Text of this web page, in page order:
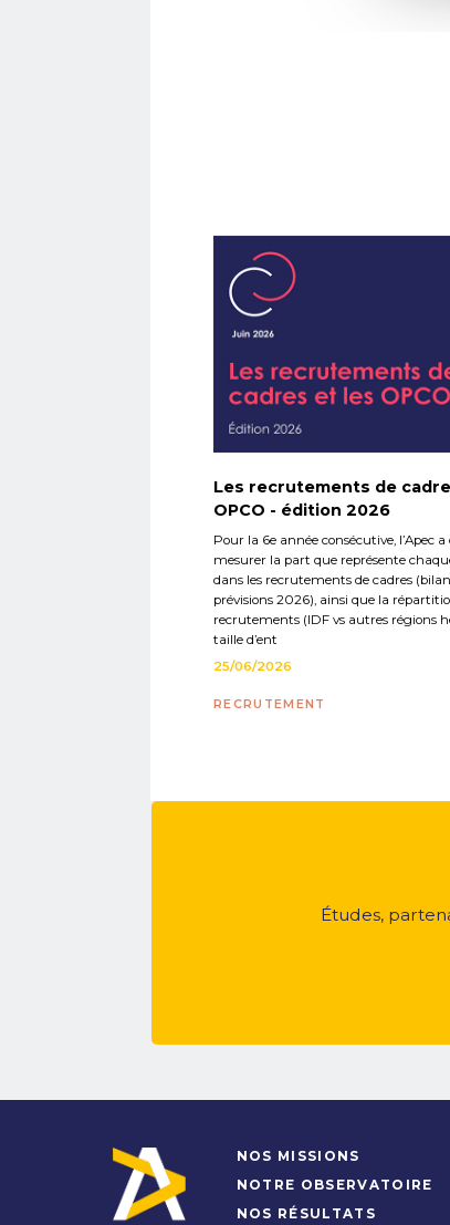
Les recrutements de
OPCO - édition 2026
Pour la 6e année consécutive, l’Apec
mesurer la part que représente
dans les recrutements de cadres
prévisions 2026), ainsi que la
recrutements (IDF vs autres régions
taille d’ent
25/06/2026
RECRUTEMENT
Études,
NOS MISSIONS
NOTRE OBSERVATOIRE
NOS RÉSULTATS